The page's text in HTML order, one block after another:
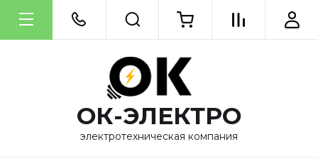
ОК-ЭЛЕКТРО
электротехническая компания